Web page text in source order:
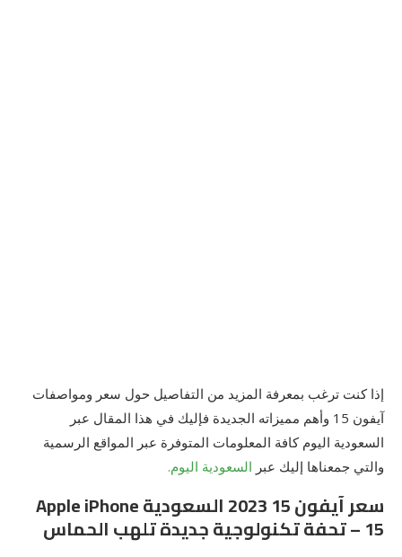
إذا كنت ترغب بمعرفة المزيد من التفاصيل حول سعر ومواصفات
آيفون 15 وأهم مميزاته الجديدة فإليك في هذا المقال عبر
السعودية اليوم كافة المعلومات المتوفرة عبر المواقع الرسمية
والتي جمعناها إليك عبر السعودية اليوم.
سعر آيفون 15 2023 السعودية Apple iPhone
15 – تحفة تكنولوجية جديدة تلهب الحماس